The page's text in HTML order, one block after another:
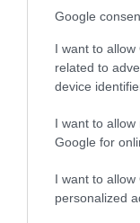
Google
I want to
related to
device
I want to
Google for
I want to
personalized
2026-08-08.
Csökkenti a